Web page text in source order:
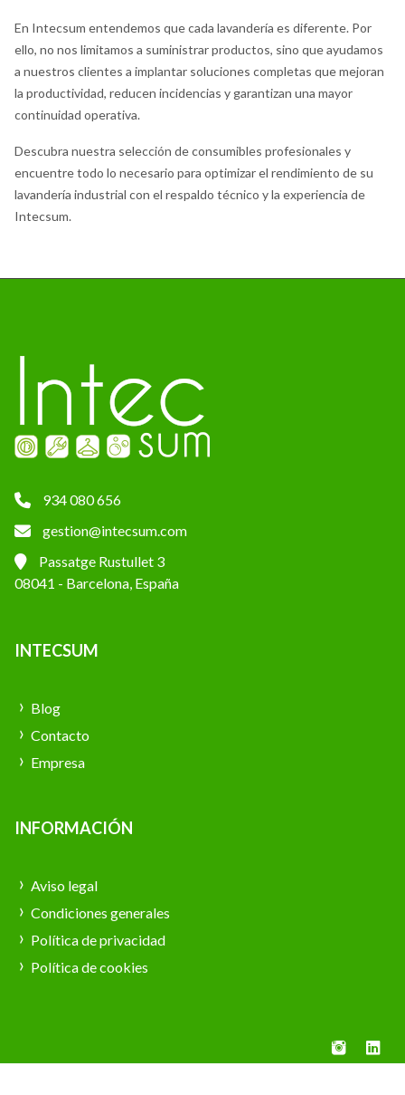
En Intecsum entendemos que cada lavandería es diferente. Por
ello, no nos limitamos a suministrar productos, sino que ayudamos
a nuestros clientes a implantar soluciones completas que mejoran
la productividad, reducen incidencias y garantizan una mayor
continuidad operativa.
Descubra nuestra selección de consumibles profesionales y
encuentre todo lo necesario para optimizar el rendimiento de su
lavandería industrial con el respaldo técnico y la experiencia de
Intecsum.
934 080 656
gestion@intecsum.com
Passatge Rustullet 3
08041 - Barcelona, España
INTECSUM
Blog
Contacto
Empresa
INFORMACIÓN
Aviso legal
Condiciones generales
Política de privacidad
Política de cookies